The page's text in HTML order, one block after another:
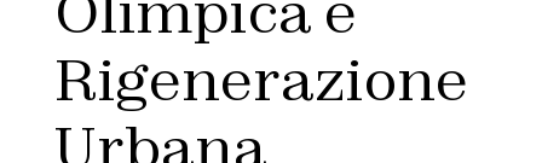
Rigenerazione
Urbana